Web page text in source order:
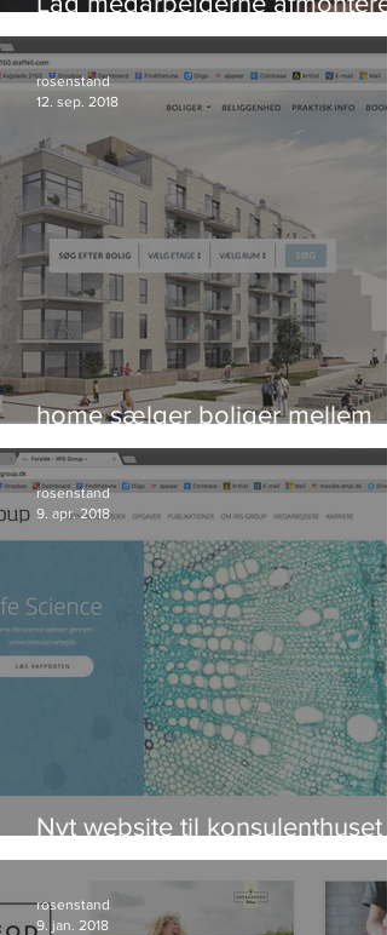
bomben og redde verden
home sælger boliger mellem
himmel og hav
rosenstand
12. sep. 2018
Nyt website til konsulenthuset
IRIS Group
rosenstand
9. apr. 2018
rosenstand
9. jan. 2018